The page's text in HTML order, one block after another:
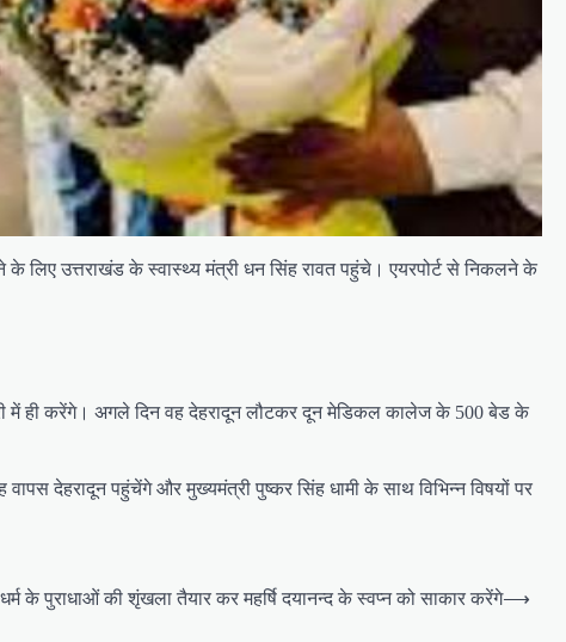
के लिए उत्तराखंड के स्वास्थ्य मंत्री धन सिंह रावत पहुंचे। एयरपोर्ट से निकलने के
में ही करेंगे। अगले दिन वह देहरादून लौटकर दून मेडिकल कालेज के 500 बेड के
वापस देहरादून पहुंचेंगे और मुख्यमंत्री पुष्कर सिंह धामी के साथ विभिन्न विषयों पर
के पुराधाओं की शृंखला तैयार कर महर्षि दयानन्द के स्वप्न को साकार करेंगे⟶